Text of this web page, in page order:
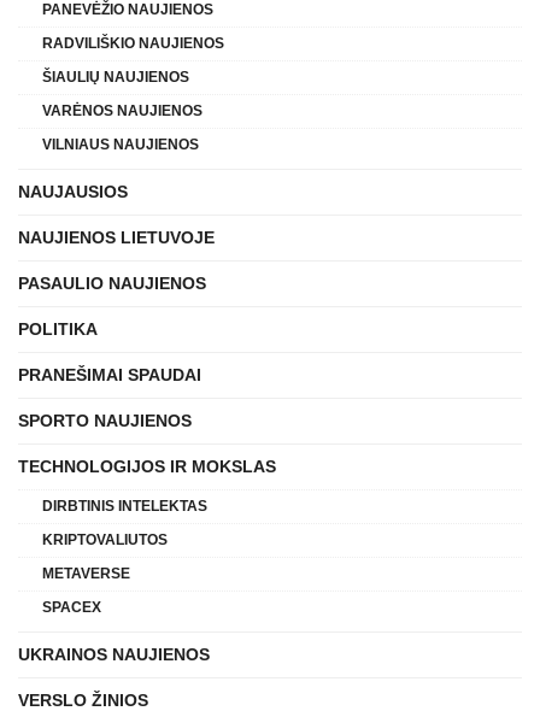
PANEVĖŽIO NAUJIENOS
RADVILIŠKIO NAUJIENOS
ŠIAULIŲ NAUJIENOS
VARĖNOS NAUJIENOS
VILNIAUS NAUJIENOS
NAUJAUSIOS
NAUJIENOS LIETUVOJE
PASAULIO NAUJIENOS
POLITIKA
PRANEŠIMAI SPAUDAI
SPORTO NAUJIENOS
TECHNOLOGIJOS IR MOKSLAS
DIRBTINIS INTELEKTAS
KRIPTOVALIUTOS
METAVERSE
SPACEX
UKRAINOS NAUJIENOS
VERSLO ŽINIOS